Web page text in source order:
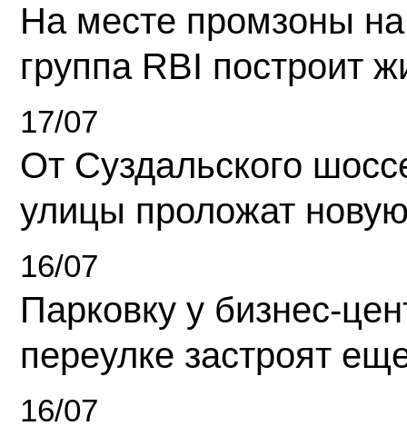
На месте промзоны
группа RBI построит
17/07
От Суздальского
улицы проложат
16/07
Парковку у бизнес-
переулке застроят
16/07